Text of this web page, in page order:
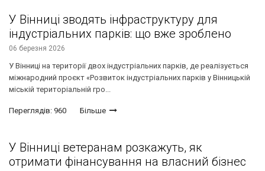
У Вінниці зводять інфраструктуру для
індустріальних парків: що вже зроблено
06 березня 2026
У Вінниці на території двох індустріальних парків, де реалізується
міжнародний проєкт «Розвиток індустріальних парків у Вінницькій
міській територіальній гро...
Переглядів: 960 Більше
У Вінниці ветеранам розкажуть, як
отримати фінансування на власний бізнес